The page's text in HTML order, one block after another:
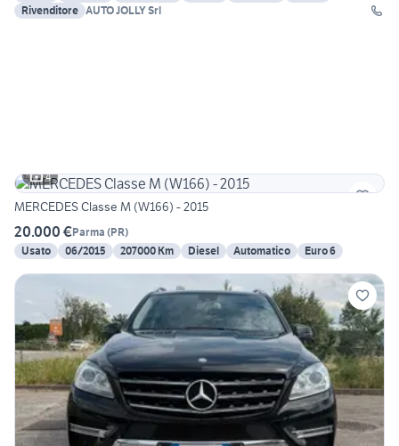
Rivenditore AUTO JOLLY Srl
4
MERCEDES Classe M (W166) - 2015
20.000 €Parma (PR)
Usato
06/2015 207000 Km Diesel Automatico Euro 6